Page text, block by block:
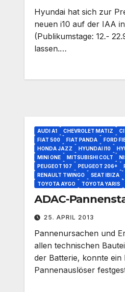
Hyundai hat sich zur
neuen i10 auf der IAA
(Publikumstage: 12.-
lassen.…
AUDI A1 CHEVROLET MATIZ
FIAT 500
FIAT PANDA FORD
HONDA JAZZ
HYUNDAI I10
MINI ONE
MITSUBISHI COLT
PEUGEOT 107
PEUGEOT 206+
RENAULT TWINGO
SEAT IBIZA
TOYOTA AYGO
TOYOTA YARIS
ADAC-
25. APRIL 2013
Pannenursachen und
allen technischen
der Batterie, konnte ein
Pannenauslöser